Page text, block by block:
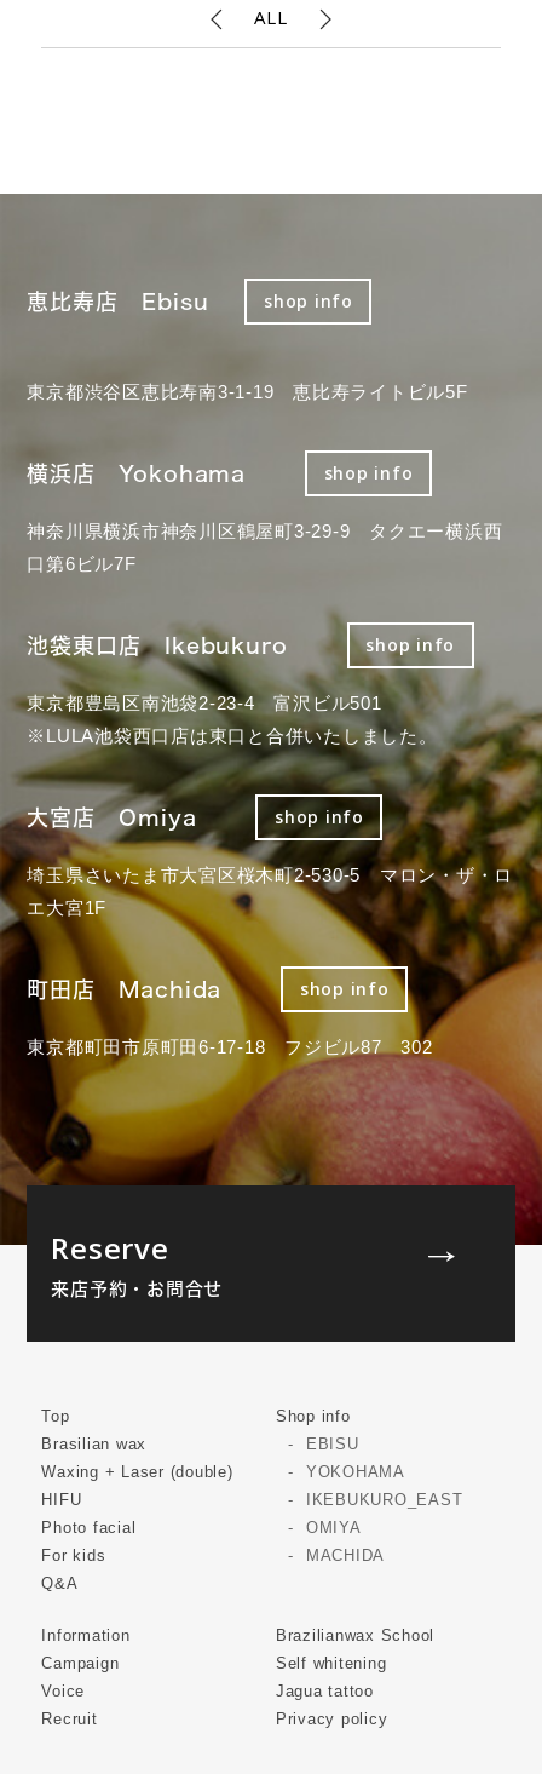
ALL
恵比寿店 Ebisu shop info
東京都渋谷区恵比寿南3-1-19 恵比寿ライトビル5F
横浜店 Yokohama shop info
神奈川県横浜市神奈川区鶴屋町3-29-9 タクエー横浜西
口第6ビル7F
池袋東口店 Ikebukuro shop info
東京都豊島区南池袋2-23-4 富沢ビル501
※LULA池袋西口店は東口と合併いたしました。
大宮店 Omiya shop info
埼玉県さいたま市大宮区桜木町2-530-5 マロン・ザ・ロ
エ大宮1F
町田店 Machida shop info
東京都町田市原町田6-17-18 フジビル87 302
Reserve
来店予約・お問合せ
Top
Brasilian wax
Waxing + Laser (double)
HIFU
Photo facial
For kids
Q&A
Shop info
EBISU
YOKOHAMA
IKEBUKURO_EAST
OMIYA
MACHIDA
Information
Campaign
Voice
Recruit
Brazilianwax School
Self whitening
Jagua tattoo
Privacy policy